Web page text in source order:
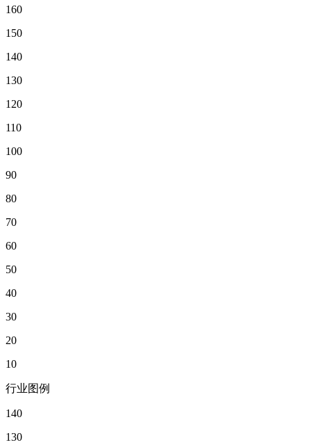
160
150
140
130
120
110
100
90
80
70
60
50
40
30
20
10
行业图例
140
130